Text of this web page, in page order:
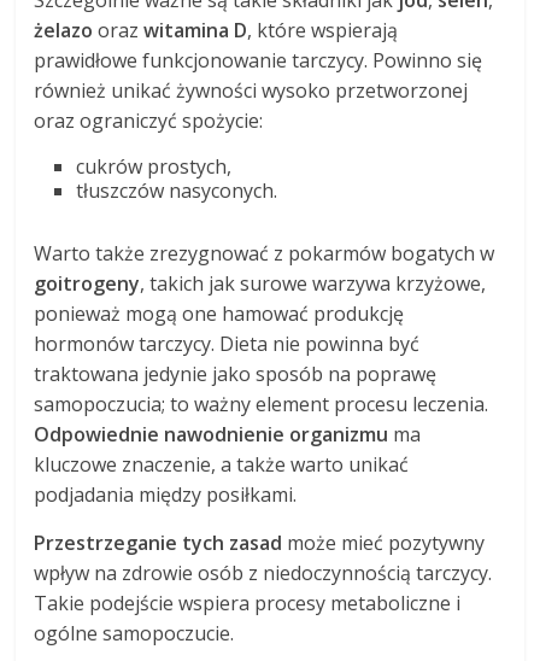
żelazo orazwitamina D, które wspierają
prawidłowe funkcjonowanie tarczycy. Powinno się
również unikać żywności wysoko przetworzonej
oraz ograniczyć spożycie:
cukrów prostych,
tłuszczów nasyconych.
Warto także zrezygnować z pokarmów bogatych w
goitrogeny, takich jak surowe warzywa krzyżowe,
ponieważ mogą one hamować produkcję
hormonów tarczycy. Dieta nie powinna być
traktowana jedynie jako sposób na poprawę
samopoczucia; to ważny element procesu leczenia.
Odpowiednie nawodnienie organizmu ma
kluczowe znaczenie, a także warto unikać
podjadania między posiłkami.
Przestrzeganie tych zasad może mieć pozytywny
wpływ na zdrowie osób z niedoczynnością tarczycy.
Takie podejście wspiera procesy metaboliczne i
ogólne samopoczucie.